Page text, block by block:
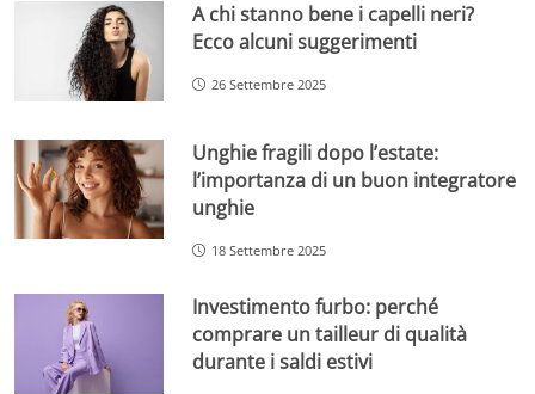
A chi stanno bene i capelli neri?
Ecco alcuni suggerimenti
26 Settembre 2025
Unghie fragili dopo l’estate:
l’importanza di un buon integratore
unghie
18 Settembre 2025
Investimento furbo: perché
comprare un tailleur di qualità
durante i saldi estivi